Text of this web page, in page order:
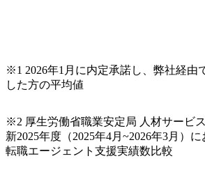
承ください。 【服装・持ち物】 ・特に
装でご参加ください。 【募集ポジショ
定 ・全社デジタルトランスフォーメー
務/組織/システムの現状分析/RPA選定/
ート/パブリッククラウド導入 ・AI活用
※1 2026年1月に内定承諾し、弊社経由
した方の平均値
※2 厚生労働省職業安定局 人材サービ
新2025年度（2025年4月~2026年3月）
転職エージェント支援実績数比較